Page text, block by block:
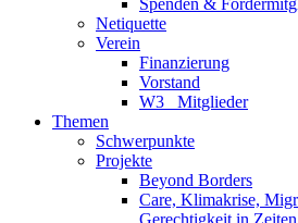
Spenden &
Netiquette
Verein
Finanzierung
Vorstand
W3_ Mitglieder
Themen
Schwerpunkte
Projekte
Beyond Borders
Care, Klimakrise,
Gerechtigkeit in